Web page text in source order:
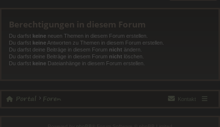
Berechtigungen in diesem Forum
Du darfst keine neuen Themen in diesem Forum erstellen.
Du darfst keine Antworten zu Themen in diesem Forum erstellen.
Du darfst deine Beiträge in diesem Forum nicht ändern.
Du darfst deine Beiträge in diesem Forum nicht löschen.
Du darfst keine Dateianhänge in diesem Forum erstellen.
Portal Foren Kontakt